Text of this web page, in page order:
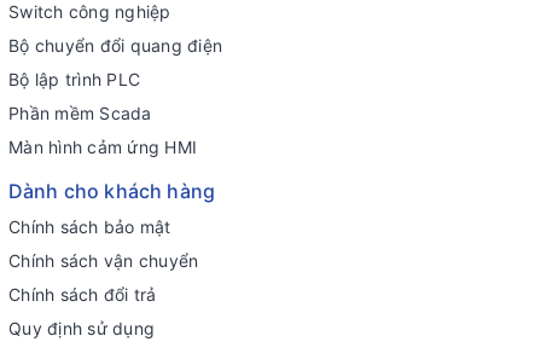
Switch công nghiệp
Bộ chuyển đổi quang điện
Bộ lập trình PLC
Phần mềm Scada
Màn hình cảm ứng HMI
Dành cho khách hàng
Chính sách bảo mật
Chính sách vận chuyển
Chính sách đổi trả
Quy định sử dụng